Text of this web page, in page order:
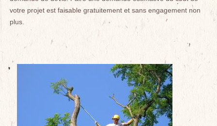
votre projet est faisable gratuitement et sans engagement non
plus.